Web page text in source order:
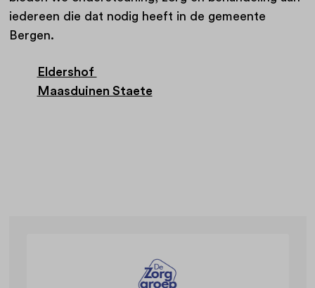
iedereen die dat nodig heeft in de gemeente
Bergen.
Eldershof
Maasduinen Staete